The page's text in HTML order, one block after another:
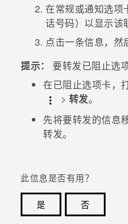
在常规或通知选项
话号码）以显示该
点击一条信息，然
提示：
要转发已阻止选
在已阻止选项卡，
> 转发。
先将要转发的信息
转发。
此信息是否有用？
是
否